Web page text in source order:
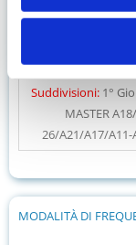
Suddivisioni:1°
MASTER
26/A21/A17/A11-
MODALITÀ DI